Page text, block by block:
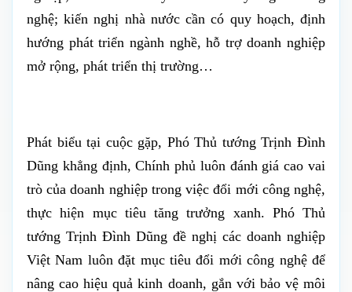
nghệ; kiến nghị nhà nước cần có quy hoạch, định
hướng phát triển ngành nghề, hỗ trợ doanh nghiệp
mở rộng, phát triển thị trường…
Phát biểu tại cuộc gặp, Phó Thủ tướng Trịnh Đình
Dũng khẳng định, Chính phủ luôn đánh giá cao vai
trò của doanh nghiệp trong việc đổi mới công nghệ,
thực hiện mục tiêu tăng trưởng xanh. Phó Thủ
tướng Trịnh Đình Dũng đề nghị các doanh nghiệp
Việt Nam luôn đặt mục tiêu đổi mới công nghệ để
nâng cao hiệu quả kinh doanh, gắn với bảo vệ môi